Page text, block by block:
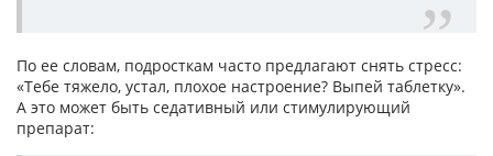
По ее словам, подросткам часто предлагают снять стресс:
«Тебе тяжело, устал, плохое настроение? Выпей таблетку».
А это может быть седативный или стимулирующий
препарат: